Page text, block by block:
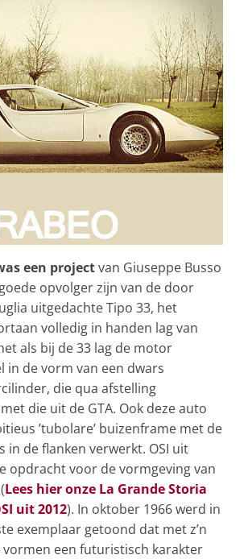
een projectvan Giuseppe Busso
opvolger zijn van de door
uitgedachte Tipo 33, het
volledig in handen lag van
als bij de 33 lag de motor
in de vorm van een dwars
die qua afstelling
die uit de GTA. Ook deze auto
’tubolare’ buizenframe met de
in de flanken verwerkt. OSI uit
opdracht voor de vormgeving van
Lees hier onze La Grande Storia
uit 2012). In oktober 1966 werd in
exemplaar getoond dat met z’n
vormen een futuristisch karakter